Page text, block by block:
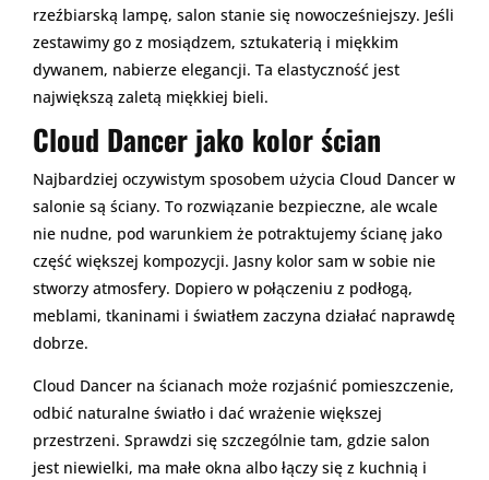
rzeźbiarską lampę, salon stanie się nowocześniejszy. Jeśli
zestawimy go z mosiądzem, sztukaterią i miękkim
dywanem, nabierze elegancji. Ta elastyczność jest
największą zaletą miękkiej bieli.
Cloud Dancer jako kolor ścian
Najbardziej oczywistym sposobem użycia Cloud Dancer w
salonie są ściany. To rozwiązanie bezpieczne, ale wcale
nie nudne, pod warunkiem że potraktujemy ścianę jako
część większej kompozycji. Jasny kolor sam w sobie nie
stworzy atmosfery. Dopiero w połączeniu z podłogą,
meblami, tkaninami i światłem zaczyna działać naprawdę
dobrze.
Cloud Dancer na ścianach może rozjaśnić pomieszczenie,
odbić naturalne światło i dać wrażenie większej
przestrzeni. Sprawdzi się szczególnie tam, gdzie salon
jest niewielki, ma małe okna albo łączy się z kuchnią i